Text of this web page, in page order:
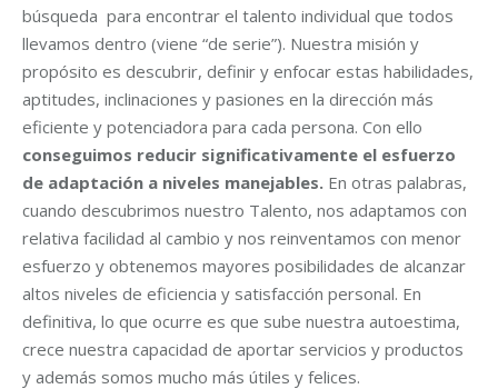
búsqueda para encontrar el talento individual que todos
llevamos dentro (viene “de serie”). Nuestra misión y
propósito es descubrir, definir y enfocar estas habilidades,
aptitudes, inclinaciones y pasiones en la dirección más
eficiente y potenciadora para cada persona. Con ello
conseguimos reducir significativamente el esfuerzo
de adaptación a niveles manejables. En otras palabras,
cuando descubrimos nuestro Talento, nos adaptamos con
relativa facilidad al cambio y nos reinventamos con menor
esfuerzo y obtenemos mayores posibilidades de alcanzar
altos niveles de eficiencia y satisfacción personal. En
definitiva, lo que ocurre es que sube nuestra autoestima,
crece nuestra capacidad de aportar servicios y productos
y además somos mucho más útiles y felices.